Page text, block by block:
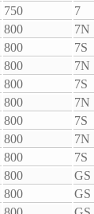
750 7
800 7N
800 7S
800 7N
800 7S
800 7N
800 7S
800 7N
800 7S
800 GS
800 GS